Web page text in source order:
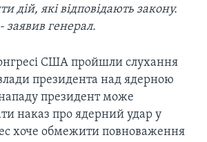
дій, які відповідають закону.
заявив генерал.
США пройшли слухання
президента над ядерною
президент може
наказ про ядерний удар у
хоче обмежити повноваження